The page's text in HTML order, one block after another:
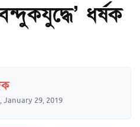
ধর্ষক
January 29, 2019